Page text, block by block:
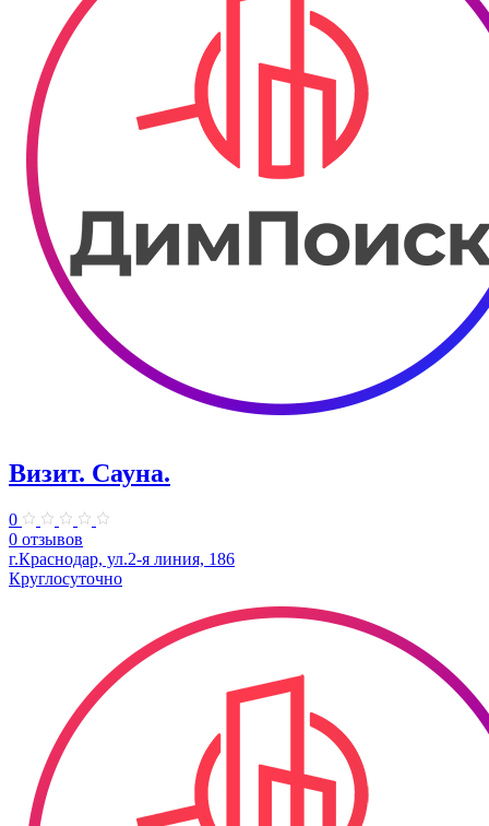
Визит. Сауна.
0
0 отзывов
г.Краснодар, ул.2-я линия, 186
Круглосуточно